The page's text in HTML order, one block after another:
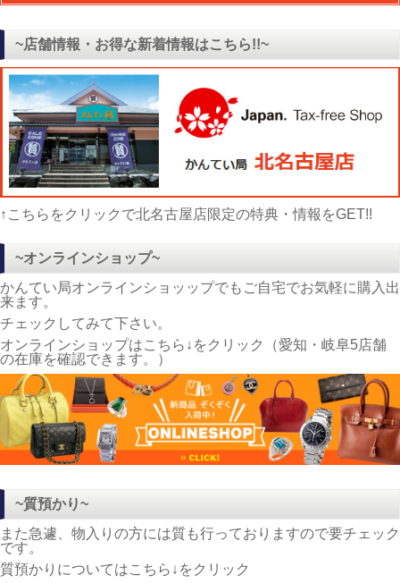
~店舗情報・お得な新着情報はこちら!!~
↑こちらをクリックで北名古屋店限定の特典・情報をGET!!
~オンラインショップ~
かんてい局オンラインショッップでもご自宅でお気軽に購入出
来ます。
チェックしてみて下さい。
オンラインショップはこちら↓をクリック（愛知・岐阜5店舗
の在庫を確認できます。）
~質預かり~
また急遽、物入りの方には質も行っておりますので要チェック
です。
質預かりについてはこちら↓をクリック